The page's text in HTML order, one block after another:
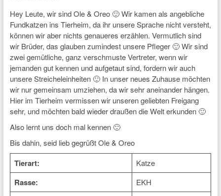
Hey Leute, wir sind Ole & Oreo 🙂 Wir kamen als angebliche
Fundkatzen ins Tierheim, da ihr unsere Sprache nicht versteht,
können wir aber nichts genaueres erzählen. Vermutlich sind
wir Brüder, das glauben zumindest unsere Pfleger 🙂 Wir sind
zwei gemütliche, ganz verschmuste Vertreter, wenn wir
jemanden gut kennen und aufgetaut sind, fordern wir auch
unsere Streicheleinheiten 🙂 In unser neues Zuhause möchten
wir nur gemeinsam umziehen, da wir sehr aneinander hängen.
Hier im Tierheim vermissen wir unseren geliebten Freigang
sehr, und möchten bald wieder draußen die Welt erkunden 🙂
Also lernt uns doch mal kennen 🙂
Bis dahin, seid lieb gegrüßt Ole & Oreo
Tierart: Katze
Rasse: EKH